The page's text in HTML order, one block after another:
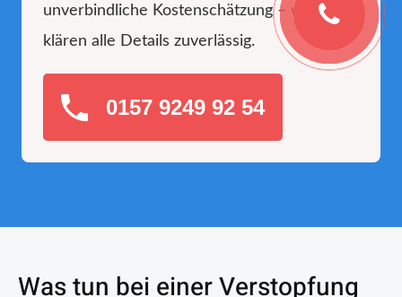
unverbindliche Kostenschätzung – wir
klären alle Details zuverlässig.
0157 9249 92 54
Was tun bei einer Verstopfung